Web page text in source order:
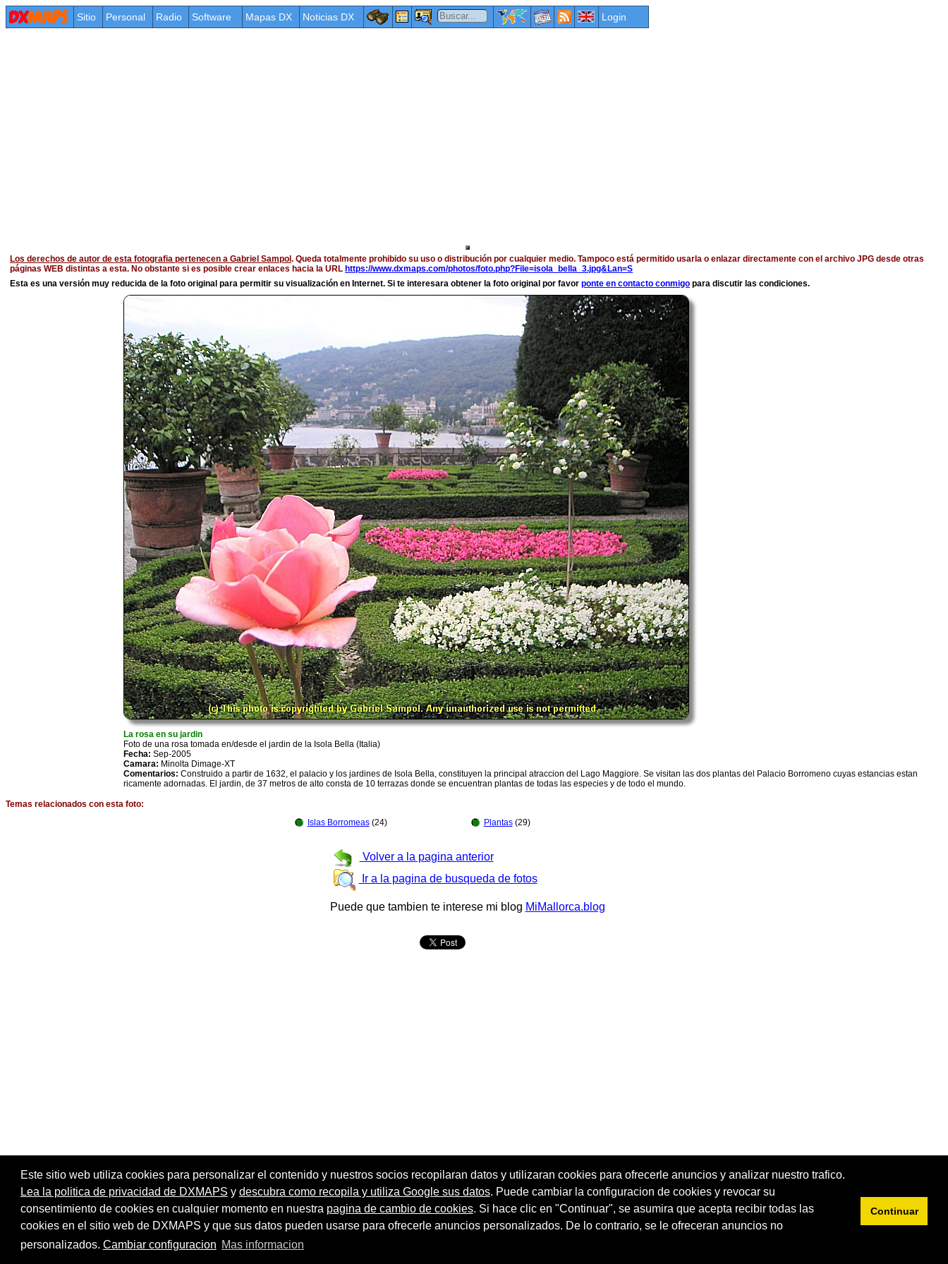
Este sitio web utiliza cookies para personalizar el contenido y nuestros socios recopilaran datos y utilizaran cookies para ofrecerle anuncios y analizar nuestro trafico.
Lea la politica de privacidad de DXMAPS y descubra como recopila y utiliza Google sus datos. Puede cambiar la configuracion de cookies y revocar su
consentimiento de cookies en cualquier momento en nuestra pagina de cambio de cookies. Si hace clic en "Continuar", se asumira que acepta recibir todas las
cookies en el sitio web de DXMAPS y que sus datos pueden usarse para ofrecerle anuncios personalizados. De lo contrario, se le ofreceran anuncios no
personalizados. Cambiar configuracion Mas informacion
Continuar
Sitio Personal Radio Software Mapas DX Noticias DX Login
Los derechos de autor de esta fotografia pertenecen a Gabriel Sampol. Queda totalmente prohibido su uso o distribución por cualquier medio. Tampoco está permitido usarla o enlazar directamente con el archivo JPG desde otras
páginas WEB distintas a esta. No obstante si es posible crear enlaces hacia la URL https://www.dxmaps.com/photos/foto.php?File=isola_bella_3.jpg&Lan=S
Esta es una versión muy reducida de la foto original para permitir su visualización en Internet. Si te interesara obtener la foto original por favorponte en contacto conmigo para discutir las condiciones.
La rosa en su jardin
Foto de una rosa tomada en/desde el jardin de la Isola Bella (Italia)
Fecha: Sep-2005
Camara: Minolta Dimage-XT
Comentarios: Construido a partir de 1632, el palacio y los jardines de Isola Bella, constituyen la principal atraccion del Lago Maggiore. Se visitan las dos plantas del Palacio Borromeno cuyas estancias estan
ricamente adornadas. El jardin, de 37 metros de alto consta de 10 terrazas donde se encuentran plantas de todas las especies y de todo el mundo.
Temas relacionados con esta foto:
Islas Borromeas(24) Plantas(29)
Volver a la pagina anterior
Ir a la pagina de busqueda de fotos
Puede que tambien te interese mi blog MiMallorca.blog
Compartir: